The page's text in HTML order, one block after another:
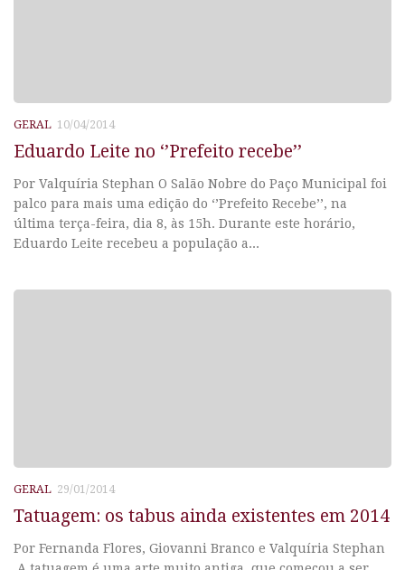
GERAL 10/04/2014
Eduardo Leite no ‘’Prefeito recebe’’
Por Valquíria Stephan O Salão Nobre do Paço Municipal foi
palco para mais uma edição do ‘’Prefeito Recebe’’, na
última terça-feira, dia 8, às 15h. Durante este horário,
Eduardo Leite recebeu a população a...
GERAL 29/01/2014
Tatuagem: os tabus ainda existentes em 2014
Por Fernanda Flores, Giovanni Branco e Valquíria Stephan